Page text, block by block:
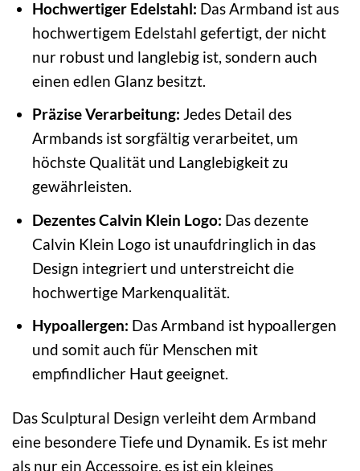
Hochwertiger Edelstahl: Das Armband ist aus
hochwertigem Edelstahl gefertigt, der nicht
nur robust und langlebig ist, sondern auch
einen edlen Glanz besitzt.
Präzise Verarbeitung: Jedes Detail des
Armbands ist sorgfältig verarbeitet, um
höchste Qualität und Langlebigkeit zu
gewährleisten.
Dezentes Calvin Klein Logo: Das dezente
Calvin Klein Logo ist unaufdringlich in das
Design integriert und unterstreicht die
hochwertige Markenqualität.
Hypoallergen: Das Armband ist hypoallergen
und somit auch für Menschen mit
empfindlicher Haut geeignet.
Das Sculptural Design verleiht dem Armband
eine besondere Tiefe und Dynamik. Es ist mehr
als nur ein Accessoire, es ist ein kleines